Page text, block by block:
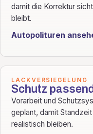
damit die Korrektur
bleibt.
Autopolituren
LACKVERSIEGELUNG
Schutz
Vorarbeit und
geplant, damit
realistisch bleiben.